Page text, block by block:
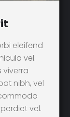
eleifend
vel.
viverra
nibh, vel
vel.